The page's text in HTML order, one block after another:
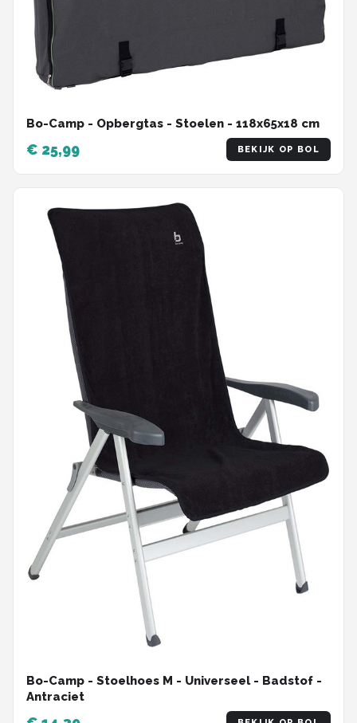
Bo-Camp - Opbergtas - Stoelen - 118x65x18 cm
€ 25,99 BEKIJK OP BOL
Bo-Camp - Stoelhoes M - Universeel - Badstof -
Antraciet